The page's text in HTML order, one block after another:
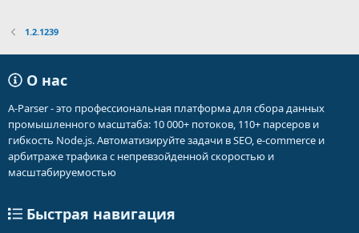
1.2.1239
О нас
A-Parser - это профессиональная платформа для сбора данных
промышленного масштаба: 10 000+ потоков, 110+ парсеров и
гибкость Node.js. Автоматизируйте задачи в SEO, e-commerce и
арбитраже трафика с непревзойденной скоростью и
масштабируемостью
Быстрая навигация